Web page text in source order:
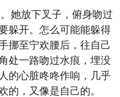
她放下叉子，俯身吻过
躲开。怎么可能能躲得
挪至宁欢腰后，往自己
处一路吻过水痕，埋没
的心脏咚咚作响，几乎
的，又像是自己的。